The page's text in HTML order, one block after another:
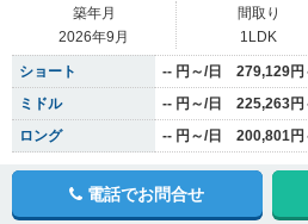
築年月
2026年9月
間取り
1LDK
ショート
-- 円～/日 279,129円
ミドル
-- 円～/日 225,263円
ロング
-- 円～/日 200,801円
電話でお問合せ